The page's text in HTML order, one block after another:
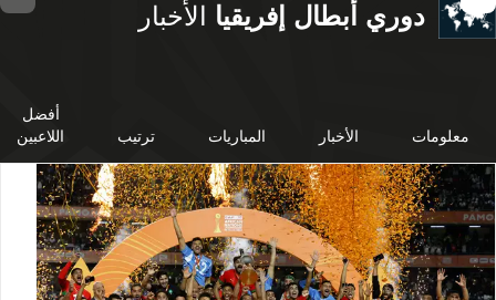
دوري أبطال إفريقيا الأخبار
معلومات الأخبار المباريات ترتيب
أفضل
اللاعبين